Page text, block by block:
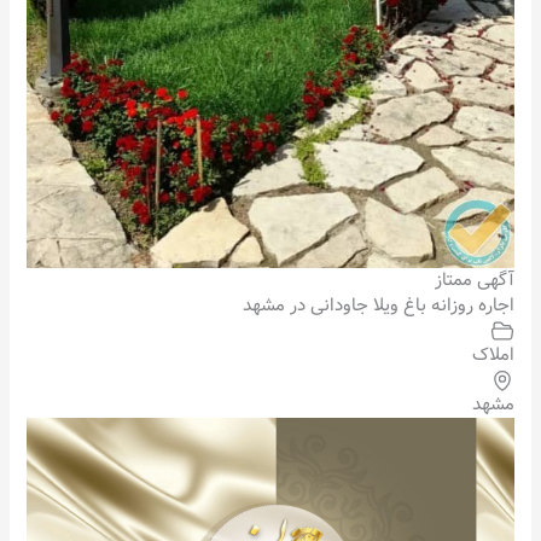
آگهی ممتاز
اجاره روزانه باغ ویلا جاودانی در مشهد
املاک
مشهد